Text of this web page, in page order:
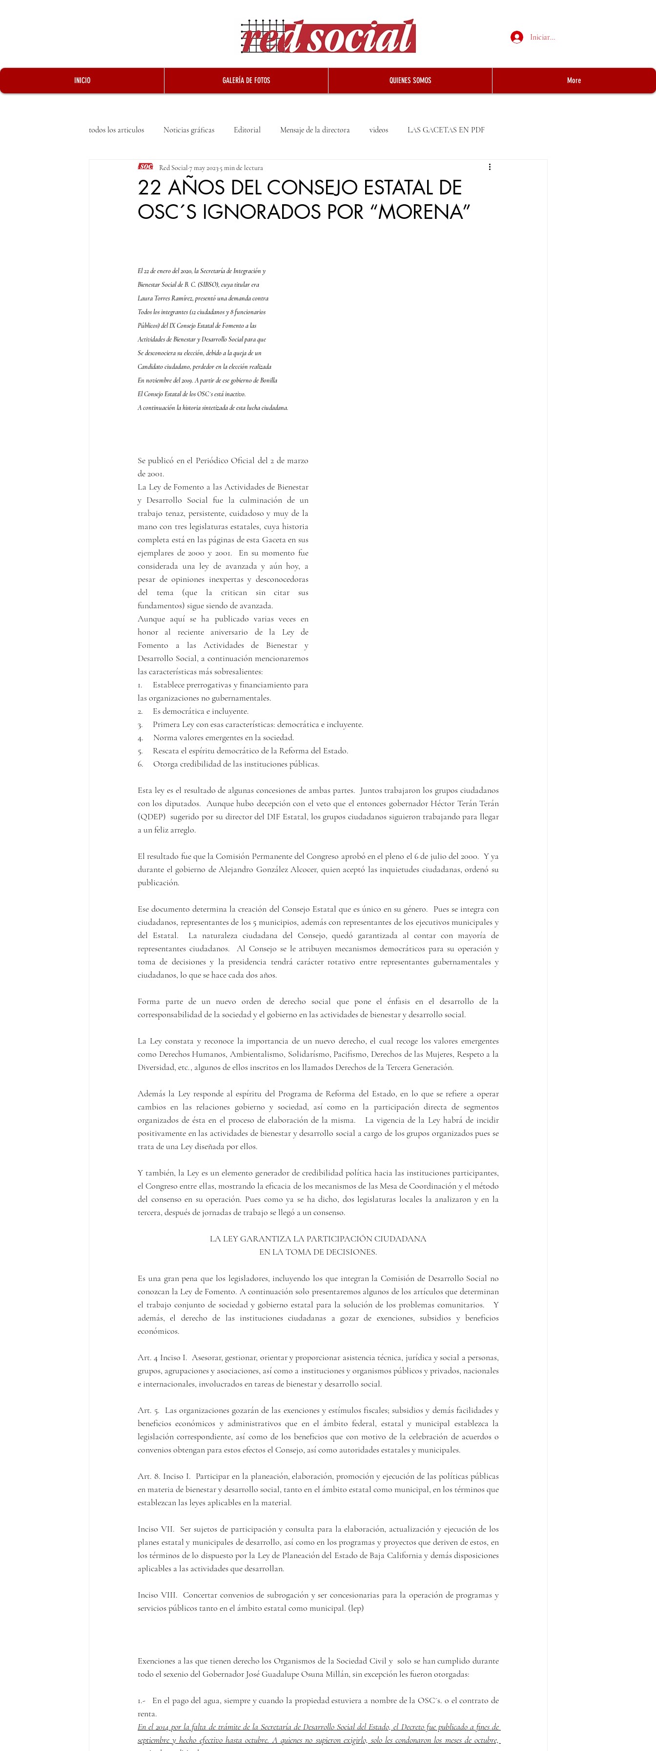
Iniciar sesión
INICIO GALERÍA DE FOTOS QUIENES SOMOS More
todos los articulos Noticias gráficas Editorial Mensaje de la directora videos LAS GACETAS EN PDF
22 AÑOS DEL CONSEJO ESTATAL DE
OSC´S IGNORADOS POR “MORENA”
Red Social 7 may 20235 min de lectura
El 22 de enero del 2020, la Secretaría de Integración y
Bienestar Social de B. C. (SIBSO), cuya titular era
Laura Torres Ramírez, presentó una demanda contra
Todos los integrantes (12 ciudadanos y 8 funcionarios
Públicos) del IX Consejo Estatal de Fomento a las
Actividades de Bienestar y Desarrollo Social para que
Se desconociera su elección, debido a la queja de un
Candidato ciudadano, perdedor en la elección realizada
En noviembre del 2019. A partir de ese gobierno de Bonilla
El Consejo Estatal de los OSC´s está inactivo.
A continuación la historia sintetizada de esta lucha ciudadana.
Se publicó en el Periódico Oficial del 2 de marzo
de 2001.
La Ley de Fomento a las Actividades de Bienestar
y Desarrollo Social fue la culminación de un
trabajo tenaz, persistente, cuidadoso y muy de la
mano con tres legislaturas estatales, cuya historia
completa está en las páginas de esta Gaceta en sus
ejemplares de 2000 y 2001.  En su momento fue
considerada una ley de avanzada y aún hoy, a
pesar de opiniones inexpertas y desconocedoras
del tema (que la critican sin citar sus
fundamentos) sigue siendo de avanzada.
Aunque aquí se ha publicado varias veces en
honor al reciente aniversario de la Ley de
Fomento a las Actividades de Bienestar y
Desarrollo Social, a continuación mencionaremos
las características más sobresalientes:
1.     Establece prerrogativas y financiamiento para
las organizaciones no gubernamentales.
2.     Es democrática e incluyente.
3.     Primera Ley con esas características: democrática e incluyente.
4.     Norma valores emergentes en la sociedad.
5.     Rescata el espíritu democrático de la Reforma del Estado.
6.     Otorga credibilidad de las instituciones públicas.
Esta ley es el resultado de algunas concesiones de ambas partes.  Juntos trabajaron los grupos ciudadanos
con los diputados.  Aunque hubo decepción con el veto que el entonces gobernador Héctor Terán Terán
(QDEP)  sugerido por su director del DIF Estatal, los grupos ciudadanos siguieron trabajando para llegar
a un feliz arreglo.
El resultado fue que la Comisión Permanente del Congreso aprobó en el pleno el 6 de julio del 2000.  Y ya
durante el gobierno de Alejandro González Alcocer, quien aceptó las inquietudes ciudadanas, ordenó su
publicación.
Ese documento determina la creación del Consejo Estatal que es único en su género.  Pues se integra con
ciudadanos, representantes de los 5 municipios, además con representantes de los ejecutivos municipales y
del Estatal.  La naturaleza ciudadana del Consejo, quedó garantizada al contar con mayoría de
representantes ciudadanos.  Al Consejo se le atribuyen mecanismos democráticos para su operación y
toma de decisiones y la presidencia tendrá carácter rotativo entre representantes gubernamentales y
ciudadanos, lo que se hace cada dos años.
Forma parte de un nuevo orden de derecho social que pone el énfasis en el desarrollo de la
corresponsabilidad de la sociedad y el gobierno en las actividades de bienestar y desarrollo social.
La Ley constata y reconoce la importancia de un nuevo derecho, el cual recoge los valores emergentes
como Derechos Humanos, Ambientalismo, Solidarísmo, Pacifismo, Derechos de las Mujeres, Respeto a la
Diversidad, etc., algunos de ellos inscritos en los llamados Derechos de la Tercera Generación.
Además la Ley responde al espíritu del Programa de Reforma del Estado, en lo que se refiere a operar
cambios en las relaciones gobierno y sociedad, así como en la participación directa de segmentos
organizados de ésta en el proceso de elaboración de la misma.   La vigencia de la Ley habrá de incidir
positivamente en las actividades de bienestar y desarrollo social a cargo de los grupos organizados pues se
trata de una Ley diseñada por ellos.
Y también, la Ley es un elemento generador de credibilidad política hacia las instituciones participantes,
el Congreso entre ellas, mostrando la eficacia de los mecanismos de las Mesa de Coordinación y el método
del consenso en su operación. Pues como ya se ha dicho, dos legislaturas locales la analizaron y en la
tercera, después de jornadas de trabajo se llegó a un consenso.
LA LEY GARANTIZA LA PARTICIPACIÓN CIUDADANA
EN LA TOMA DE DECISIONES.
Es una gran pena que los legisladores, incluyendo los que integran la Comisión de Desarrollo Social no
conozcan la Ley de Fomento. A continuación solo presentaremos algunos de los artículos que determinan
el trabajo conjunto de sociedad y gobierno estatal para la solución de los problemas comunitarios.   Y
además, el derecho de las instituciones ciudadanas a gozar de exenciones, subsidios y beneficios
económicos.
Art. 4 Inciso I.  Asesorar, gestionar, orientar y proporcionar asistencia técnica, jurídica y social a personas,
grupos, agrupaciones y asociaciones, así como a instituciones y organismos públicos y privados, nacionales
e internacionales, involucrados en tareas de bienestar y desarrollo social.
Art. 5.  Las organizaciones gozarán de las exenciones y estímulos fiscales; subsidios y demás facilidades y
beneficios económicos y administrativos que en el ámbito federal, estatal y municipal establezca la
legislación correspondiente, así como de los beneficios que con motivo de la celebración de acuerdos o
convenios obtengan para estos efectos el Consejo, así como autoridades estatales y municipales.
Art. 8. Inciso I.  Participar en la planeación, elaboración, promoción y ejecución de las políticas públicas
en materia de bienestar y desarrollo social, tanto en el ámbito estatal como municipal, en los términos que
establezcan las leyes aplicables en la material.
Inciso VII.  Ser sujetos de participación y consulta para la elaboración, actualización y ejecución de los
planes estatal y municipales de desarrollo, así como en los programas y proyectos que deriven de estos, en
los términos de lo dispuesto por la Ley de Planeación del Estado de Baja California y demás disposiciones
aplicables a las actividades que desarrollan.
Inciso VIII.  Concertar convenios de subrogación y ser concesionarias para la operación de programas y
servicios públicos tanto en el ámbito estatal como municipal. (lep)
Exenciones a las que tienen derecho los Organismos de la Sociedad Civil y  solo se han cumplido durante
todo el sexenio del Gobernador José Guadalupe Osuna Millán, sin excepción les fueron otorgadas:
1.-   En el pago del agua, siempre y cuando la propiedad estuviera a nombre de la OSC´s. o el contrato de
renta.
En el 2014 por la falta de trámite de la Secretaría de Desarrollo Social del Estado, el Decreto fue publicado a fines de
septiembre y hecho efectivo hasta octubre. A quienes no supieron exigirlo, solo les condonaron los meses de octubre,